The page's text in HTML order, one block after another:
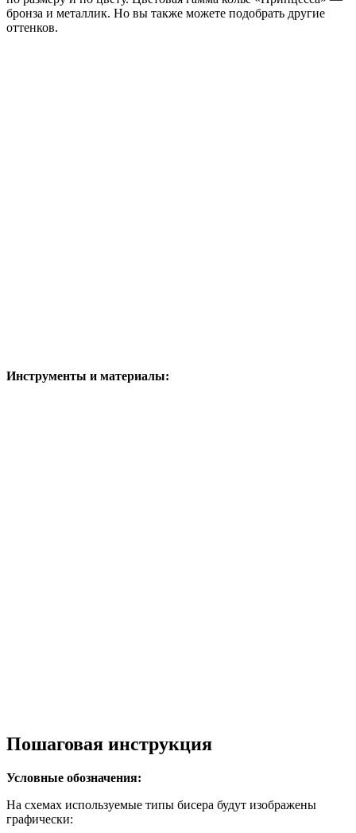
бронза и металлик. Но вы также можете подобрать другие
оттенков.
Инструменты и материалы:
Пошаговая инструкция
Условные обозначения:
На схемах используемые типы бисера будут изображены
графически: